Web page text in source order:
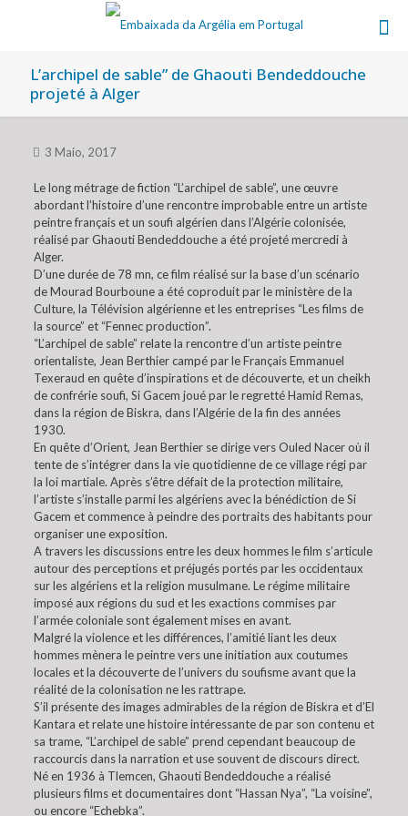
L’archipel de sable” de Ghaouti Bendeddouche
projeté à Alger
3 Maio, 2017
Le long métrage de fiction “L’archipel de sable”, une œuvre
abordant l’histoire d’une rencontre improbable entre un artiste
peintre français et un soufi algérien dans l’Algérie colonisée,
réalisé par Ghaouti Bendeddouche a été projeté mercredi à
Alger.
D’une durée de 78 mn, ce film réalisé sur la base d’un scénario
de Mourad Bourboune a été coproduit par le ministère de la
Culture, la Télévision algérienne et les entreprises “Les films de
la source” et “Fennec production”.
“L’archipel de sable” relate la rencontre d’un artiste peintre
orientaliste, Jean Berthier campé par le Français Emmanuel
Texeraud en quête d’inspirations et de découverte, et un cheikh
de confrérie soufi, Si Gacem joué par le regretté Hamid Remas,
dans la région de Biskra, dans l’Algérie de la fin des années
1930.
En quête d’Orient, Jean Berthier se dirige vers Ouled Nacer où il
tente de s’intégrer dans la vie quotidienne de ce village régi par
la loi martiale. Après s’être défait de la protection militaire,
l’artiste s’installe parmi les algériens avec la bénédiction de Si
Gacem et commence à peindre des portraits des habitants pour
organiser une exposition.
A travers les discussions entre les deux hommes le film s’articule
autour des perceptions et préjugés portés par les occidentaux
sur les algériens et la religion musulmane. Le régime militaire
imposé aux régions du sud et les exactions commises par
l’armée coloniale sont également mises en avant.
Malgré la violence et les différences, l’amitié liant les deux
hommes mènera le peintre vers une initiation aux coutumes
locales et la découverte de l’univers du soufisme avant que la
réalité de la colonisation ne les rattrape.
S’il présente des images admirables de la région de Biskra et d’El
Kantara et relate une histoire intéressante de par son contenu et
sa trame, “L’archipel de sable” prend cependant beaucoup de
raccourcis dans la narration et use souvent de discours direct.
Né en 1936 à Tlemcen, Ghaouti Bendeddouche a réalisé
plusieurs films et documentaires dont “Hassan Nya”, “La voisine”,
ou encore “Echebka”.